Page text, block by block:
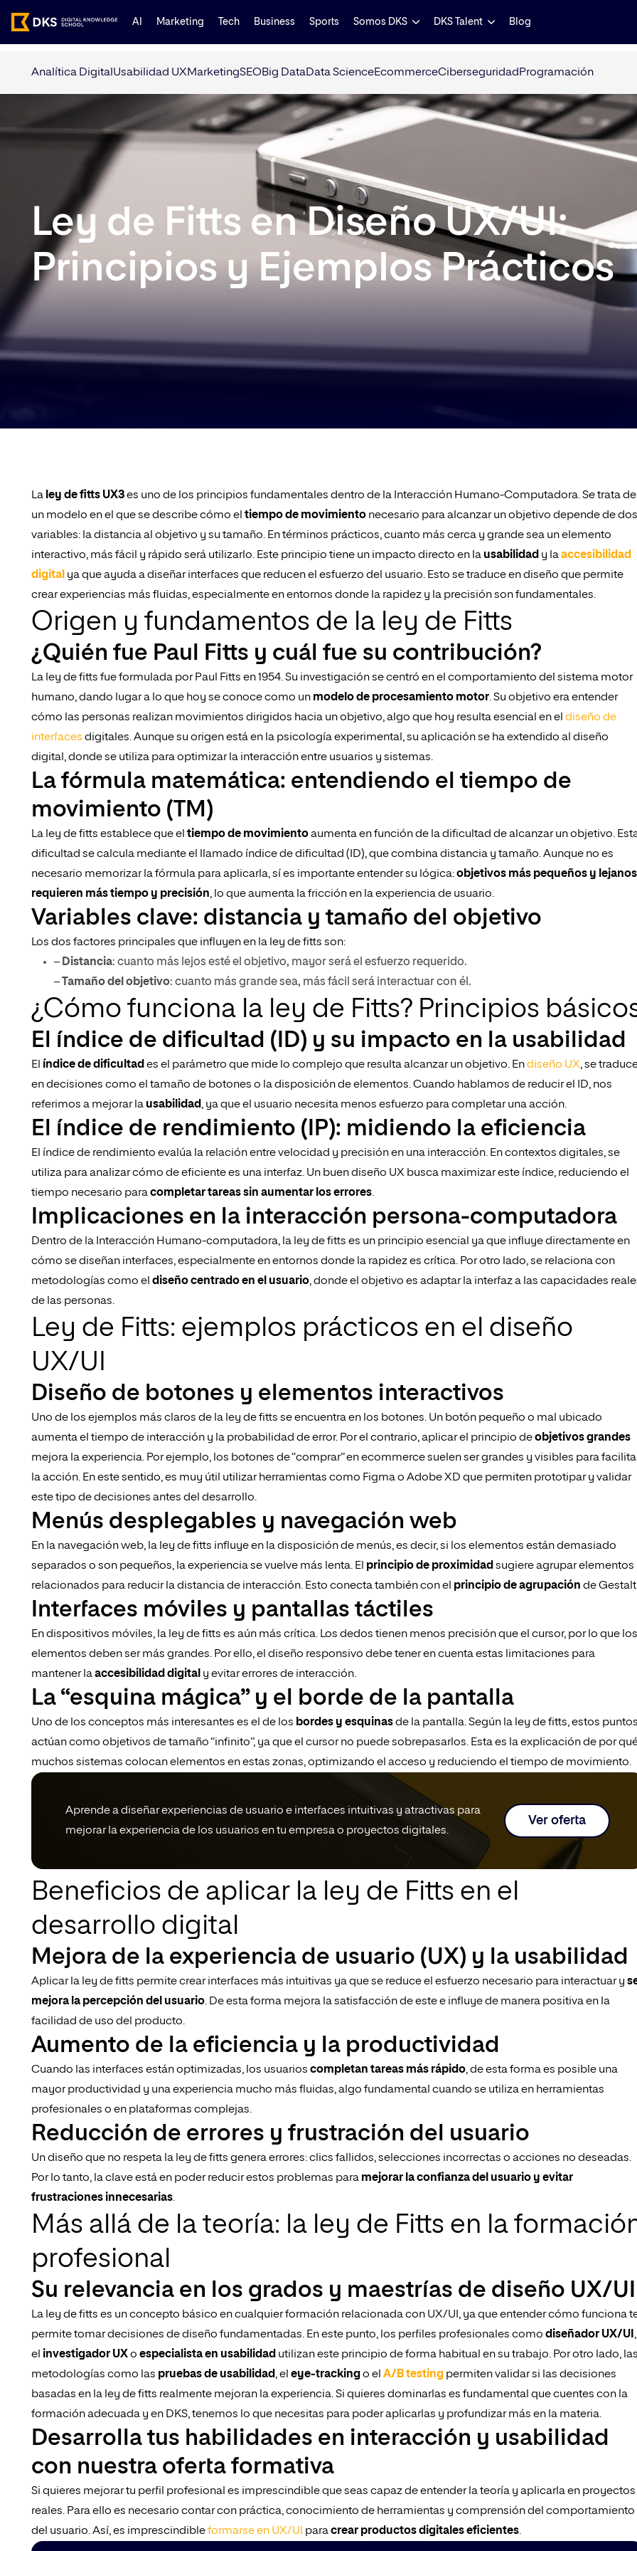
AI Marketing Tech Business Sports Somos DKS DKS Talent Blog
Analítica Digital Usabilidad UXMarketingSEOBig DataData ScienceEcommerceCiberseguridad Programación
Ley de Fitts en Diseño UX/UI:
Principios y Ejemplos Prácticos
La ley de fitts UX3es uno de los principios fundamentales dentro de la Interacción Humano-Computadora. Se trata de
un modelo en el que se describe cómo el tiempo de movimiento necesario para alcanzar un objetivo depende de dos
variables: la distancia al objetivo y su tamaño. En términos prácticos, cuanto más cerca y grande sea un elemento
interactivo, más fácil y rápido será utilizarlo. Este principio tiene un impacto directo en la usabilidad y laaccesibilidad
digital ya que ayuda a diseñar interfaces que reducen el esfuerzo del usuario. Esto se traduce en diseño que permite
crear experiencias más fluidas, especialmente en entornos donde la rapidez y la precisión son fundamentales.
Origen y fundamentos de la ley de Fitts
¿Quién fue Paul Fitts y cuál fue su contribución?
La ley de fitts fue formulada por Paul Fitts en 1954. Su investigación se centró en el comportamiento del sistema motor
humano, dando lugar a lo que hoy se conoce como un modelo de procesamiento motor. Su objetivo era entender
cómo las personas realizan movimientos dirigidos hacia un objetivo, algo que hoy resulta esencial en el diseño de
interfaces digitales. Aunque su origen está en la psicología experimental, su aplicación se ha extendido al diseño
digital, donde se utiliza para optimizar la interacción entre usuarios y sistemas.
La fórmula matemática: entendiendo el tiempo de
movimiento (TM)
La ley de fitts establece que el tiempo de movimientoaumenta en función de la dificultad de alcanzar un objetivo.
dificultad se calcula mediante el llamado índice de dificultad (ID), que combina distancia y tamaño. Aunque no es
necesario memorizar la fórmula para aplicarla, sí es importante entender su lógica:objetivos más pequeños y lejanos
requieren más tiempo y precisión, lo que aumenta la fricción en la experiencia de usuario.
Variables clave: distancia y tamaño del objetivo
Los dos factores principales que influyen en la ley de fitts son:
– Distancia: cuanto más lejos esté el objetivo, mayor será el esfuerzo requerido.
–
Tamaño del objetivo: cuanto más grande sea, más fácil será interactuar con él.
¿Cómo funciona la ley de Fitts? Principios
El índice de dificultad (ID) y su impacto en la usabilidad
El índice de dificultad es el parámetro que mide lo complejo que resulta alcanzar un objetivo. Endiseño UX, se
en decisiones como el tamaño de botones o la disposición de elementos. Cuando hablamos de reducir el ID, nos
referimos a mejorar la usabilidad, ya que el usuario necesita menos esfuerzo para completar una acción.
El índice de rendimiento (IP): midiendo la eficiencia
El índice de rendimiento evalúa la relación entre velocidad y precisión en una interacción. En contextos digitales, se
utiliza para analizar cómo de eficiente es una interfaz. Un buen diseño UX busca maximizar este índice, reduciendo el
tiempo necesario paracompletar tareas sin aumentar los errores.
Implicaciones en la interacción persona-computadora
Dentro de la Interacción Humano-computadora, la ley de fitts es un principio esencial ya que influye directamente en
cómo se diseñan interfaces, especialmente en entornos donde la rapidez es crítica. Por otro lado, se relaciona con
metodologías como el diseño centrado en el usuario, donde el objetivo es adaptar la interfaz a las capacidades
de las personas.
Ley de Fitts: ejemplos prácticos en el diseño
UX/UI
Diseño de botones y elementos interactivos
Uno de los ejemplos más claros de la ley de fitts se encuentra en los botones. Un botón pequeño o mal ubicado
aumenta el tiempo de interacción y la probabilidad de error. Por el contrario, aplicar el principio deobjetivos grandes
mejora la experiencia. Por ejemplo, los botones de “comprar” en ecommerce suelen ser grandes y visibles para
la acción. En este sentido, es muy útil utilizar herramientas como Figma o Adobe XD que permiten prototipar y validar
este tipo de decisiones antes del desarrollo.
Menús desplegables y navegación web
En la navegación web, la ley de fitts influye en la disposición de menús, es decir, si los elementos están demasiado
separados o son pequeños, la experiencia se vuelve más lenta. El principio de proximidad sugiere agrupar elementos
relacionados para reducir la distancia de interacción. Esto conecta también con el principio de agrupación de
Interfaces móviles y pantallas táctiles
En dispositivos móviles, la ley de fitts es aún más crítica. Los dedos tienen menos precisión que el cursor, por lo que los
elementos deben ser más grandes. Por ello, el diseño responsivo debe tener en cuenta estas limitaciones para
mantener laaccesibilidad digital y evitar errores de interacción.
La “esquina mágica” y el borde de la pantalla
Uno de los conceptos más interesantes es el de los bordes y esquinasde la pantalla. Según la ley de fitts, estos
actúan como objetivos de tamaño “infinito”, ya que el cursor no puede sobrepasarlos. Esta es la explicación de por
muchos sistemas colocan elementos en estas zonas, optimizando el acceso y reduciendo el tiempo de movimiento.
Aprende a diseñar experiencias de usuario e interfaces intuitivas y atractivas para
mejorar la experiencia de los usuarios en tu empresa o proyectos digitales.
Ver oferta
Beneficios de aplicar la ley de Fitts en el
desarrollo digital
Mejora de la experiencia de usuario (UX) y la usabilidad
Aplicar la ley de fitts permite crear interfaces más intuitivas ya que se reduce el esfuerzo necesario para interactuar y
mejora la percepción del usuario. De esta forma mejora la satisfacción de este e influye de manera positiva en la
facilidad de uso del producto.
Aumento de la eficiencia y la productividad
Cuando las interfaces están optimizadas, los usuarios completan tareas más rápido, de esta forma es posible una
mayor productividad y una experiencia mucho más fluidas, algo fundamental cuando se utiliza en herramientas
profesionales o en plataformas complejas.
Reducción de errores y frustración del usuario
Un diseño que no respeta la ley de fitts genera errores: clics fallidos, selecciones incorrectas o acciones no deseadas.
Por lo tanto, la clave está en poder reducir estos problemas para mejorar la confianza del usuario y evitar
frustraciones innecesarias.
Más allá de la teoría: la ley de Fitts en la
profesional
Su relevancia en los grados y maestrías de diseño UX/UI
La ley de fitts es un concepto básico en cualquier formación relacionada con UX/UI, ya que entender cómo funciona
permite tomar decisiones de diseño fundamentadas. En este punto, los perfiles profesionales como diseñador UX/UI ,
el investigador UXo especialista en usabilidad utilizan este principio de forma habitual en su trabajo. Por otro lado,
metodologías como las pruebas de usabilidad, el eye-trackingo el A/B testing permiten validar si las decisiones
basadas en la ley de fitts realmente mejoran la experiencia. Si quieres dominarlas es fundamental que cuentes con la
formación adecuada y en DKS, tenemos lo que necesitas para poder aplicarlas y profundizar más en la materia.
Desarrolla tus habilidades en interacción y usabilidad
con nuestra oferta formativa
Si quieres mejorar tu perfil profesional es imprescindible que seas capaz de entender la teoría y aplicarla en proyectos
reales. Para ello es necesario contar con práctica, conocimiento de herramientas y comprensión del comportamiento
del usuario. Así, es imprescindibleformarse en UX/UI paracrear productos digitales eficientes.